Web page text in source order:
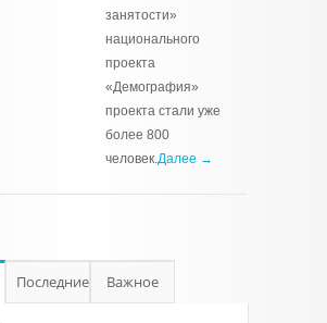
занятости»
национального
проекта
«Демография»
проекта стали уже
более 800
человек.Далее →
Последние Важное